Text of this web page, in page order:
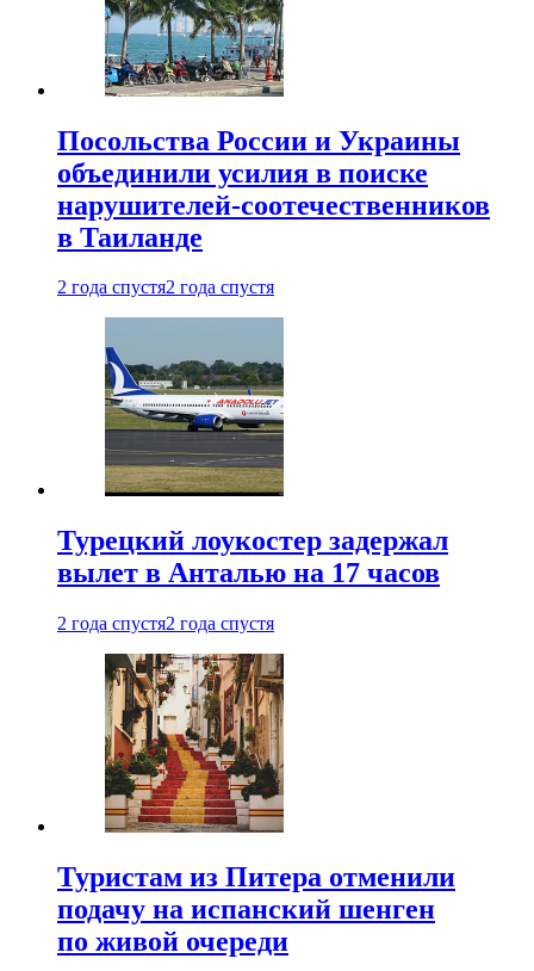
Посольства России и Украины
объединили усилия в поиске
нарушителей-соотечественников
в Таиланде
2 года спустя2 года спустя
Турецкий лоукостер задержал
вылет в Анталью на 17 часов
2 года спустя2 года спустя
Туристам из Питера отменили
подачу на испанский шенген
по живой очереди